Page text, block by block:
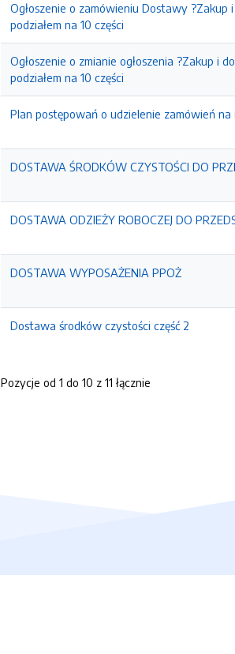
Ogłoszenie o zamówieniu Dostawy
podziałem na 10 części
Ogłoszenie o zmianie ogłoszenia ?Zakup i
podziałem na 10 części
Plan postępowań o udzielenie zamówień na
DOSTAWA ŚRODKÓW CZYSTOŚCI DO
DOSTAWA ODZIEŻY ROBOCZEJ DO
DOSTAWA WYPOSAŻENIA PPOŻ
Dostawa środków czystości część 2
Pozycje od 1 do 10 z 11 łącznie